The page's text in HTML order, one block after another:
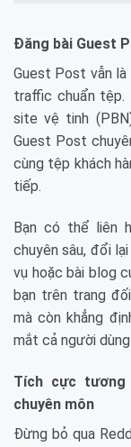
Đăng bài Guest
Guest Post vẫn
traffic chuẩn tệp.
site vệ tinh
Guest Post
cùng tệp khách
tiếp.
Bạn có thể liên
chuyên sâu, đổi
vụ hoặc bài blog
bạn trên trang
mà còn khẳng
mắt cả người
Tích cực
chuyên môn
Đừng bỏ qua